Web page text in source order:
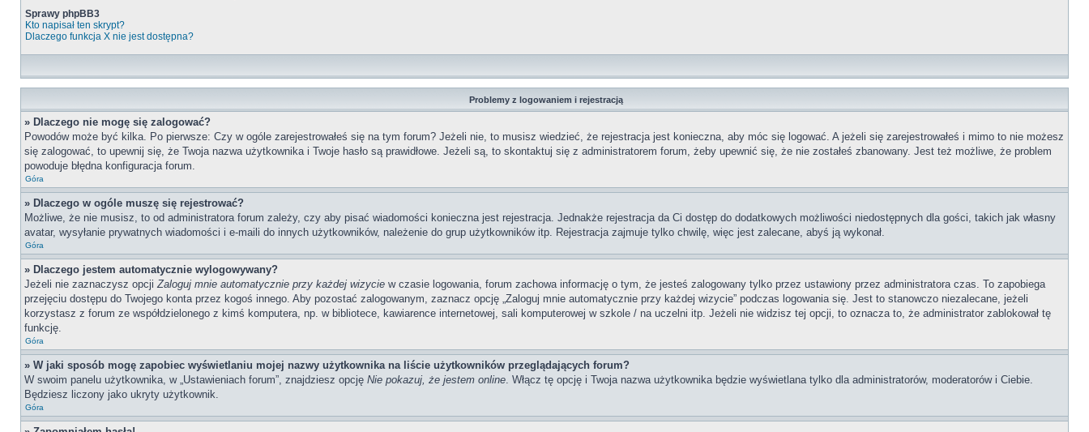
Sprawy phpBB3
Kto napisał ten skrypt?
Dlaczego funkcja X nie jest dostępna?
Problemy z logowaniem i rejestracją
» Dlaczego nie mogę się zalogować?
Powodów może być kilka. Po pierwsze: Czy w ogóle zarejestrowałeś się na tym forum? Jeżeli nie, to musisz wiedzieć, że rejestracja jest konieczna, aby móc się logować. A jeżeli się zarejestrowałeś i mimo to nie możesz
się zalogować, to upewnij się, że Twoja nazwa użytkownika i Twoje hasło są prawidłowe. Jeżeli są, to skontaktuj się z administratorem forum, żeby upewnić się, że nie zostałeś zbanowany. Jest też możliwe, że problem
powoduje błędna konfiguracja forum.
Góra
» Dlaczego w ogóle muszę się rejestrować?
Możliwe, że nie musisz, to od administratora forum zależy, czy aby pisać wiadomości konieczna jest rejestracja. Jednakże rejestracja da Ci dostęp do dodatkowych możliwości niedostępnych dla gości, takich jak własny
avatar, wysyłanie prywatnych wiadomości i e-maili do innych użytkowników, należenie do grup użytkowników itp. Rejestracja zajmuje tylko chwilę, więc jest zalecane, abyś ją wykonał.
Góra
» Dlaczego jestem automatycznie wylogowywany?
Jeżeli nie zaznaczysz opcjiZaloguj mnie automatycznie przy każdej wizycie w czasie logowania, forum zachowa informację o tym, że jesteś zalogowany tylko przez ustawiony przez administratora czas. To zapobiega
przejęciu dostępu do Twojego konta przez kogoś innego. Aby pozostać zalogowanym, zaznacz opcję „Zaloguj mnie automatycznie przy każdej wizycie” podczas logowania się. Jest to stanowczo niezalecane, jeżeli
korzystasz z forum ze współdzielonego z kimś komputera, np. w bibliotece, kawiarence internetowej, sali komputerowej w szkole / na uczelni itp. Jeżeli nie widzisz tej opcji, to oznacza to, że administrator zablokował tę
funkcję.
Góra
» W jaki sposób mogę zapobiec wyświetlaniu mojej nazwy użytkownika na liście użytkowników przeglądających forum?
W swoim panelu użytkownika, w „Ustawieniach forum”, znajdziesz opcję Nie pokazuj, że jestem online. Włącz tę opcję i Twoja nazwa użytkownika będzie wyświetlana tylko dla administratorów, moderatorów i Ciebie.
Będziesz liczony jako ukryty użytkownik.
Góra